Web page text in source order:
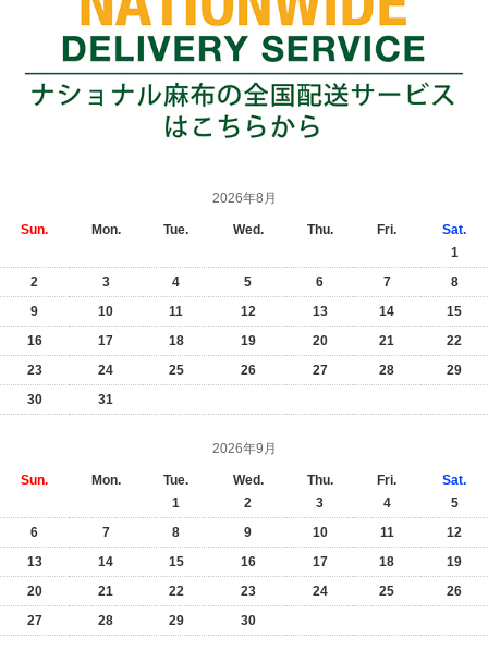
2026年8月
Sun. Mon. Tue. Wed. Thu. Fri.
Sat.
1
2
3 4 5 6 7
8
9
10 11 12 13 14
15
16
17 18 19 20 21
22
23
24 25 26 27 28
29
30
31
2026年9月
Sun. Mon. Tue. Wed. Thu. Fri.
Sat.
1
2 3 4
5
6
7 8 9 10 11
12
13
14 15 16 17 18
19
20
21 22 23 24 25
26
27
28 29 30